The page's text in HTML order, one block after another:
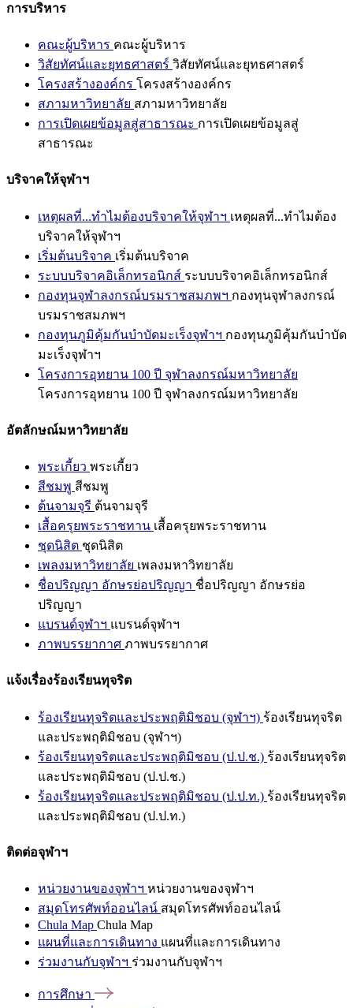
การบริหาร
คณะผู้บริหาร คณะผู้บริหาร
วิสัยทัศน์และยุทธศาสตร์ วิสัยทัศน์และยุทธศาสตร์
โครงสร้างองค์กร โครงสร้างองค์กร
สภามหาวิทยาลัย สภามหาวิทยาลัย
การเปิดเผยข้อมูลสู่สาธารณะ การเปิดเผยข้อมูลสู่
สาธารณะ
บริจาคให้จุฬาฯ
เหตุผลที่...ทำไมต้องบริจาคให้จุฬาฯ เหตุผลที่...ทำไมต้อง
บริจาคให้จุฬาฯ
เริ่มต้นบริจาค เริ่มต้นบริจาค
ระบบบริจาคอิเล็กทรอนิกส์ ระบบบริจาคอิเล็กทรอนิกส์
กองทุนจุฬาลงกรณ์บรมราชสมภพฯ กองทุนจุฬาลงกรณ์
บรมราชสมภพฯ
กองทุนภูมิคุ้มกันบำบัดมะเร็งจุฬาฯ กองทุนภูมิคุ้มกันบำบัด
มะเร็งจุฬาฯ
โครงการอุทยาน 100 ปี จุฬาลงกรณ์มหาวิทยาลัย
โครงการอุทยาน 100 ปี จุฬาลงกรณ์มหาวิทยาลัย
อัตลักษณ์มหาวิทยาลัย
พระเกี้ยว พระเกี้ยว
สีชมพู สีชมพู
ต้นจามจุรี ต้นจามจุรี
เสื้อครุยพระราชทาน เสื้อครุยพระราชทาน
ชุดนิสิต ชุดนิสิต
เพลงมหาวิทยาลัย เพลงมหาวิทยาลัย
ชื่อปริญญา อักษรย่อปริญญา ชื่อปริญญา อักษรย่อ
ปริญญา
แบรนด์จุฬาฯ แบรนด์จุฬาฯ
ภาพบรรยากาศ ภาพบรรยากาศ
แจ้งเรื่องร้องเรียนทุจริต
ร้องเรียนทุจริตและประพฤติมิชอบ (จุฬาฯ) ร้องเรียนทุจริต
และประพฤติมิชอบ (จุฬาฯ)
ร้องเรียนทุจริตและประพฤติมิชอบ (ป.ป.ช.) ร้องเรียนทุจริต
และประพฤติมิชอบ (ป.ป.ช.)
ร้องเรียนทุจริตและประพฤติมิชอบ (ป.ป.ท.) ร้องเรียนทุจริต
และประพฤติมิชอบ (ป.ป.ท.)
ติดต่อจุฬาฯ
หน่วยงานของจุฬาฯ หน่วยงานของจุฬาฯ
สมุดโทรศัพท์ออนไลน์ สมุดโทรศัพท์ออนไลน์
Chula Map Chula Map
แผนที่และการเดินทาง แผนที่และการเดินทาง
ร่วมงานกับจุฬาฯ ร่วมงานกับจุฬาฯ
การศึกษา